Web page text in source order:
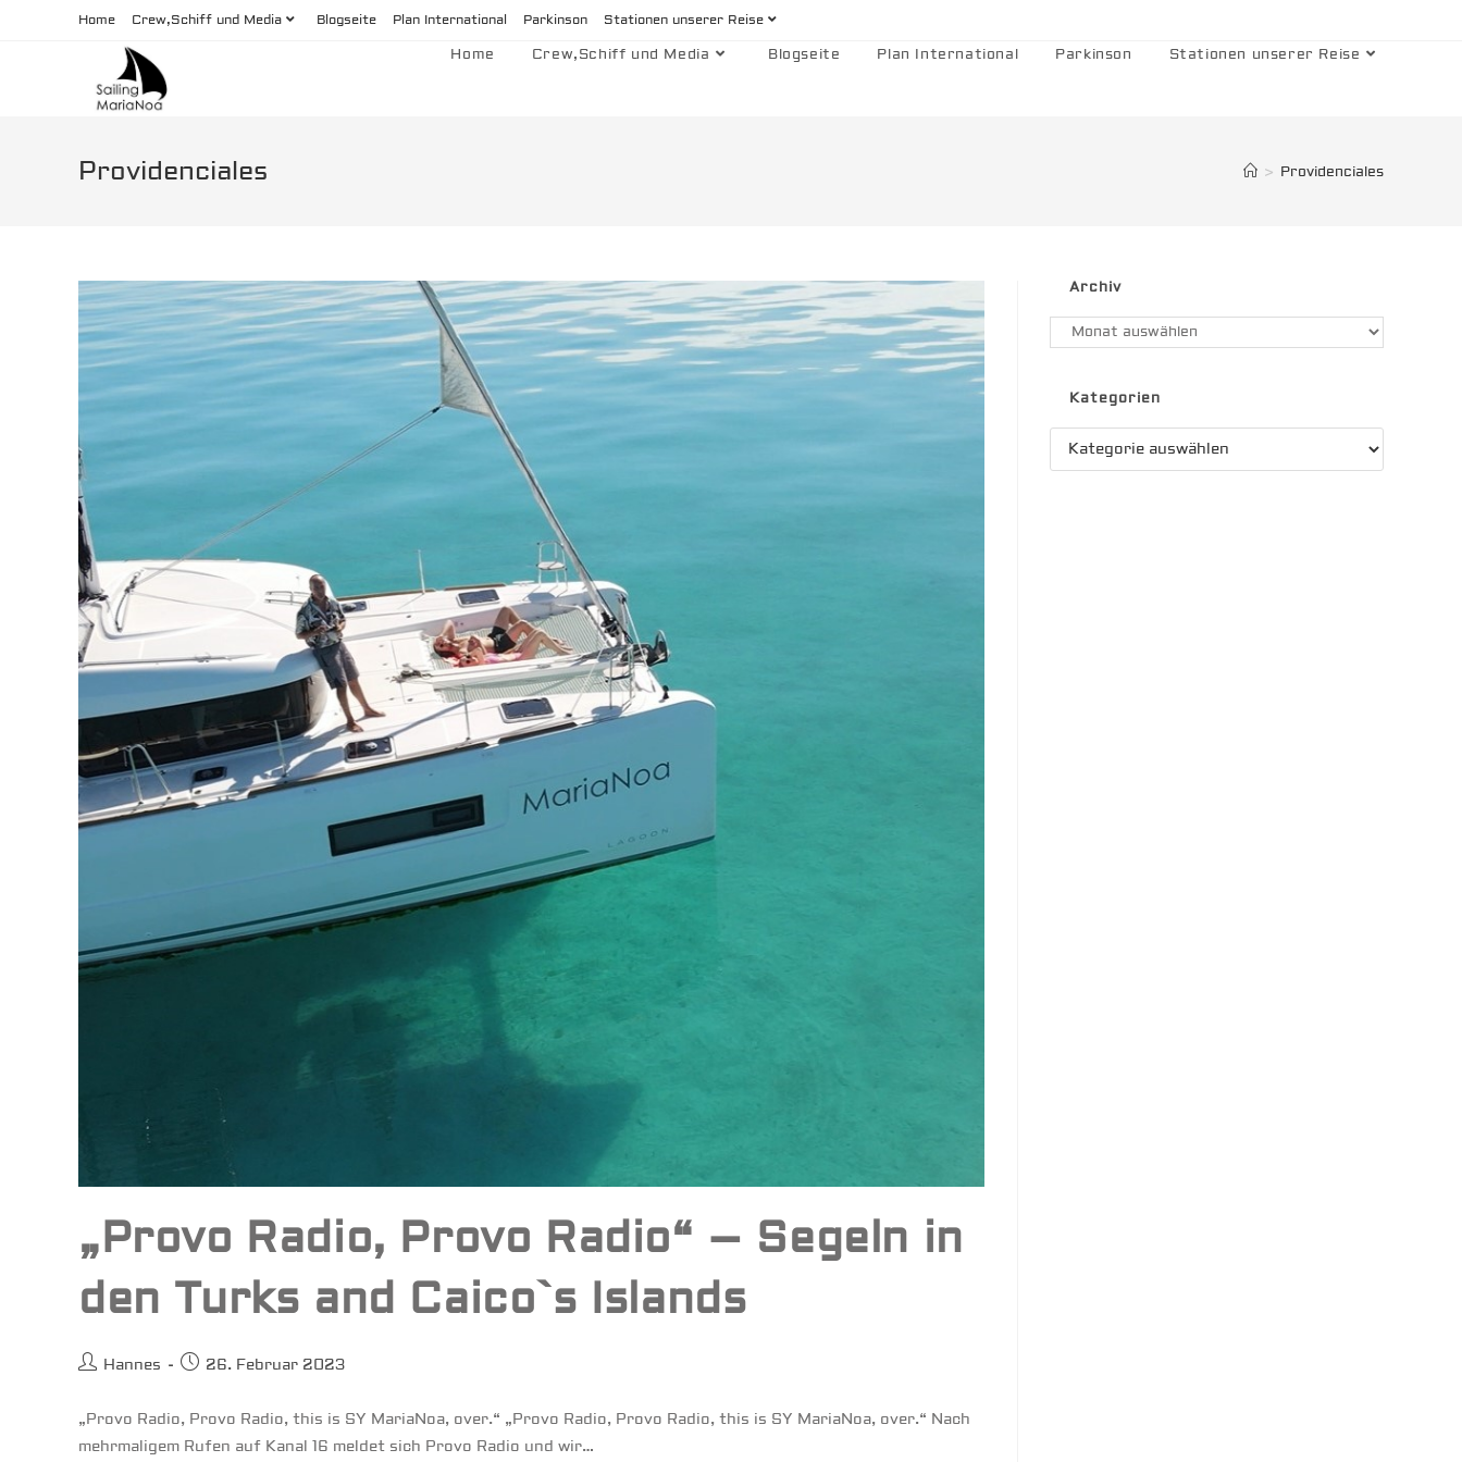
Home Crew,Schiff und Media Blogseite Plan International Parkinson Stationen unserer Reise
Home Crew,Schiff und Media Blogseite Plan International Parkinson Stationen unserer Reise
Providenciales > Providenciales
„Provo Radio, Provo Radio“ – Segeln in
den Turks and Caico`s Islands
Beitrags-
Hannes
Beitrag26. Februar 2023
„Provo Radio, Provo Radio, this is SY MariaNoa, over.“ „Provo Radio, Provo Radio, this is SY MariaNoa, over.“ Nach
mehrmaligem Rufen auf Kanal 16 meldet sich Provo Radio und wir…
Archiv
Archiv
Kategorien
Kategorien